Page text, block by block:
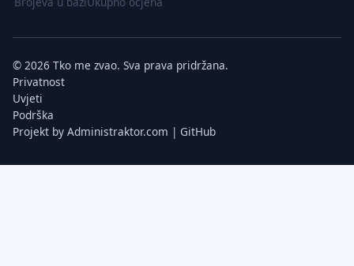
© 2026 Tko me zvao. Sva prava pridržana.
Privatnost
Uvjeti
Podrška
Projekt by Administraktor.com | GitHub